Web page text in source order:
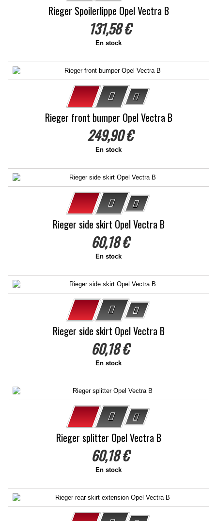
Rieger Spoilerlippe Opel Vectra B
131,58 €
En stock
Rieger front bumper Opel Vectra B
249,90 €
En stock
Rieger side skirt Opel Vectra B
60,18 €
En stock
Rieger side skirt Opel Vectra B
60,18 €
En stock
Rieger splitter Opel Vectra B
60,18 €
En stock